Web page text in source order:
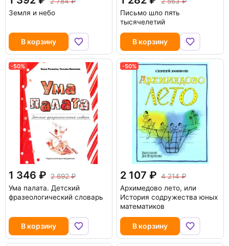
Земля и небо
В корзину
Письмо шло пять
тысячелетий
В корзину
-50%
1 346
2 692
Ума палата. Детский
фразеологический словарь
В корзину
-50%
2 107
4 214
Архимедово лето, или
История содружества юных
математиков
В корзину